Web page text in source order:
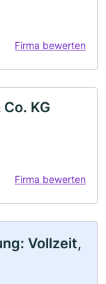
Firma bewerten
KG
Firma bewerten
Vollzeit,